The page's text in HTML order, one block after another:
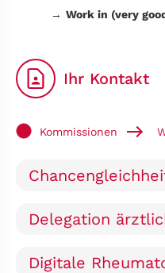
→ Work in (very
Ihr Kontakt
Kommissionen
Delegation
Digitale